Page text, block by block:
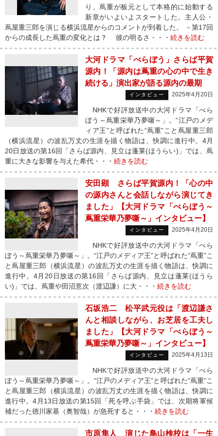
り、蔦重が板元として本格的に始動する
新章がいよいよスタートした。主人公・
蔦屋重三郎を演じる横浜流星からのコメントが到着した。 －第17回
からの成長した蔦重の変化とは？ 彼の明るさ・・・ 続きを読む
大河ドラマ「べらぼう」さらば平賀
源内！「源内は蔦重の心の中で生き
続ける」演出家が語る源内の最期
インタビュー 2025年4月20日
NHKで好評放送中の大河ドラマ「べら
ぼう～蔦重栄華乃夢噺～」。“江戸のメデ
ィア王”と呼ばれた“蔦重”こと蔦屋重三郎
（横浜流星）の波乱万丈の生涯を描く物語は、快調に進行中。4月
20日放送の第16回「さらば源内、見立は蓬莱(ほうらい)」では、蔦
重に大きな影響を与えた希代・・・ 続きを読む
安田顕 さらば平賀源内！「心の中
の源内さんと会話しながら演じてき
ました」【大河ドラマ「べらぼう～
蔦重栄華乃夢噺～」インタビュー】
インタビュー 2025年4月20日
NHKで好評放送中の大河ドラマ「べら
ぼう～蔦重栄華乃夢噺～」。“江戸のメディア王”と呼ばれた“蔦重”こ
と蔦屋重三郎（横浜流星）の波乱万丈の生涯を描く物語は、快調に
進行中。4月20日放送の第16回「さらば源内、見立は蓬莱(ほうら
い)」では、蔦重や田沼意次（渡辺謙）に大・・・ 続きを読む
石坂浩二 松平武元役は「渡辺謙さ
んと相談しながら、お芝居を工夫し
ました」【大河ドラマ「べらぼう～
蔦重栄華乃夢噺～」インタビュー】
インタビュー 2025年4月13日
NHKで好評放送中の大河ドラマ「べら
ぼう～蔦重栄華乃夢噺～」。“江戸のメディア王”と呼ばれた“蔦重”こ
と蔦屋重三郎（横浜流星）の波乱万丈の生涯を描く物語は、快調に
進行中。4月13日放送の第15回「死を呼ぶ手袋」では、次期将軍候
補だった徳川家基（奥智哉）が急死すると・・・ 続きを読む
市原隼人 演じた鳥山検校は「一生